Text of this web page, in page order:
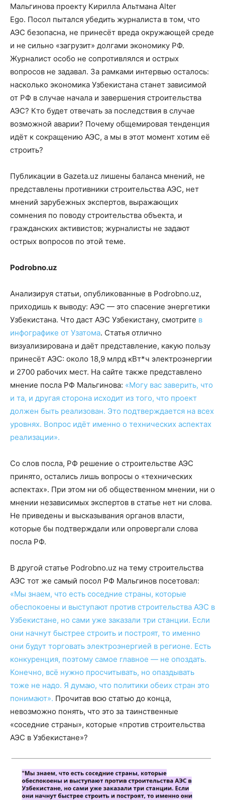
Мальгинова проекту Кирилла Альтмана Alter
Ego. Посол пытался убедить журналиста в том, что
АЭС безопасна, не принесёт вреда окружающей среде
и не сильно «загрузит» долгами экономику РФ.
Журналист особо не сопротивлялся и острых
вопросов не задавал. За рамками интервью осталось:
насколько экономика Узбекистана станет зависимой
от РФ в случае начала и завершения строительства
АЭС? Кто будет отвечать за последствия в случае
возможной аварии? Почему общемировая тенденция
идёт к сокращению АЭС, а мы в этот момент хотим её
строить?
Публикации в Gazeta.uz лишены баланса мнений, не
представлены противники строительства АЭС, нет
мнений зарубежных экспертов, выражающих
сомнения по поводу строительства объекта, и
гражданских активистов; журналисты не задают
острых вопросов по этой теме.
Podrobno.uz
Анализируя статьи, опубликованные в Podrobno.uz,
приходишь к выводу: АЭС — это спасение энергетики
Узбекистана. Что даст АЭС Узбекистану, смотрите в
инфографике от Узатома. Статья отлично
визуализирована и даёт представление, какую пользу
принесёт АЭС: около 18,9 млрд кВт*ч электроэнергии
и 2700 рабочих мест. На сайте также представлено
мнение посла РФ Мальгинова: «Могу вас заверить, что
и та, и другая сторона исходит из того, что проект
должен быть реализован. Это подтверждается на всех
уровнях. Вопрос идёт именно о технических аспектах
реализации».
Со слов посла, РФ решение о строительстве АЭС
принято, остались лишь вопросы о «технических
аспектах». При этом ни об общественном мнении, ни о
мнении независимых экспертов в статье нет ни слова.
Не приведены и высказывания органов власти,
которые бы подтверждали или опровергали слова
посла РФ.
В другой статье Podrobno.uz на тему строительства
АЭС тот же самый посол РФ Мальгинов посетовал:
«Мы знаем, что есть соседние страны, которые
обеспокоены и выступают против строительства АЭС в
Узбекистане, но сами уже заказали три станции. Если
они начнут быстрее строить и построят, то именно
они будут торговать электроэнергией в регионе. Есть
конкуренция, поэтому самое главное — не опоздать.
Конечно, всё нужно просчитывать, но опаздывать
тоже не надо. Я думаю, что политики обеих стран это
понимают». Прочитав всю статью до конца,
невозможно понять, что это за таинственные
«соседние страны», которые «против строительства
АЭС в Узбекистане»?